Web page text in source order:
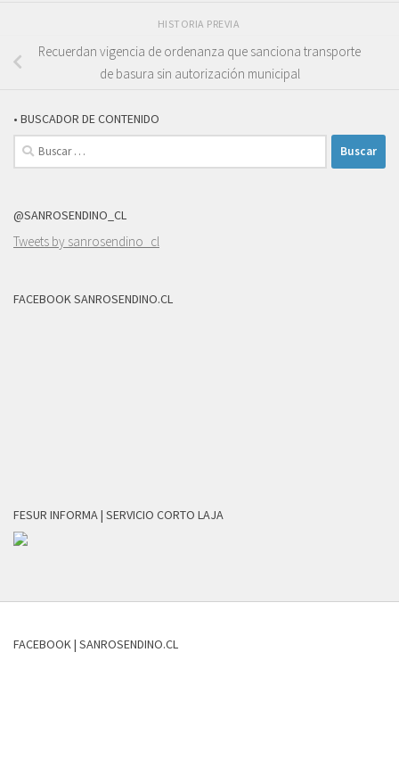
HISTORIA PREVIA
Recuerdan vigencia de ordenanza que sanciona transporte
de basura sin autorización municipal
• BUSCADOR DE CONTENIDO
Buscar:
@SANROSENDINO_CL
Tweets by sanrosendino_cl
FACEBOOK SANROSENDINO.CL
FESUR INFORMA | SERVICIO CORTO LAJA
FACEBOOK | SANROSENDINO.CL